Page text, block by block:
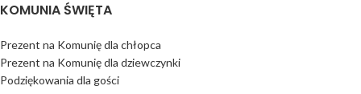
KOMUNIA ŚWIĘTA
Prezent na Komunię dla chłopca
Prezent na Komunię dla dziewczynki
Podziękowania dla gości